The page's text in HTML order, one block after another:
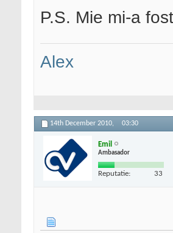
P.S. Mie mi-a
Alex
14th December 2010, 03:30
Emil
Ambasador
Reputatie: 33